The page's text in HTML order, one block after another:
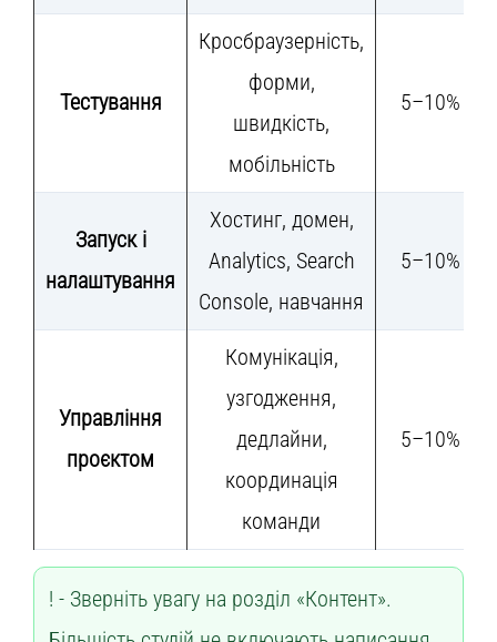
Тестування
Кросбраузерність,
форми,
швидкість,
мобільність
5–10%
Запуск і
налаштування
Хостинг, домен,
Analytics, Search
Console, навчання
5–10%
Управління
проєктом
Комунікація,
узгодження,
дедлайни,
координація
команди
5–10%
Зверніть увагу на розділ «Контент».